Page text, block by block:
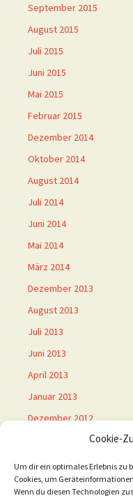
Cookie-
Um dir ein optimales Erlebnis zu
Cookies, um
Wenn du diesen Technologien
September 2015
August 2015
Juli 2015
Juni 2015
Mai 2015
Februar 2015
Dezember 2014
Oktober 2014
August 2014
Juli 2014
Juni 2014
Mai 2014
März 2014
Dezember 2013
August 2013
Juli 2013
Juni 2013
April 2013
Januar 2013
Dezember 2012
November 2012
Oktober 2012